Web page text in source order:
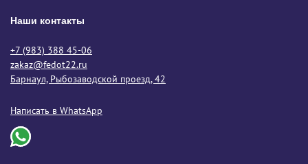
Наши контакты
+7 (983) 388 45-06
zakaz@fedot22.ru
Барнаул, Рыбозаводской проезд, 42
Написать в WhatsApp